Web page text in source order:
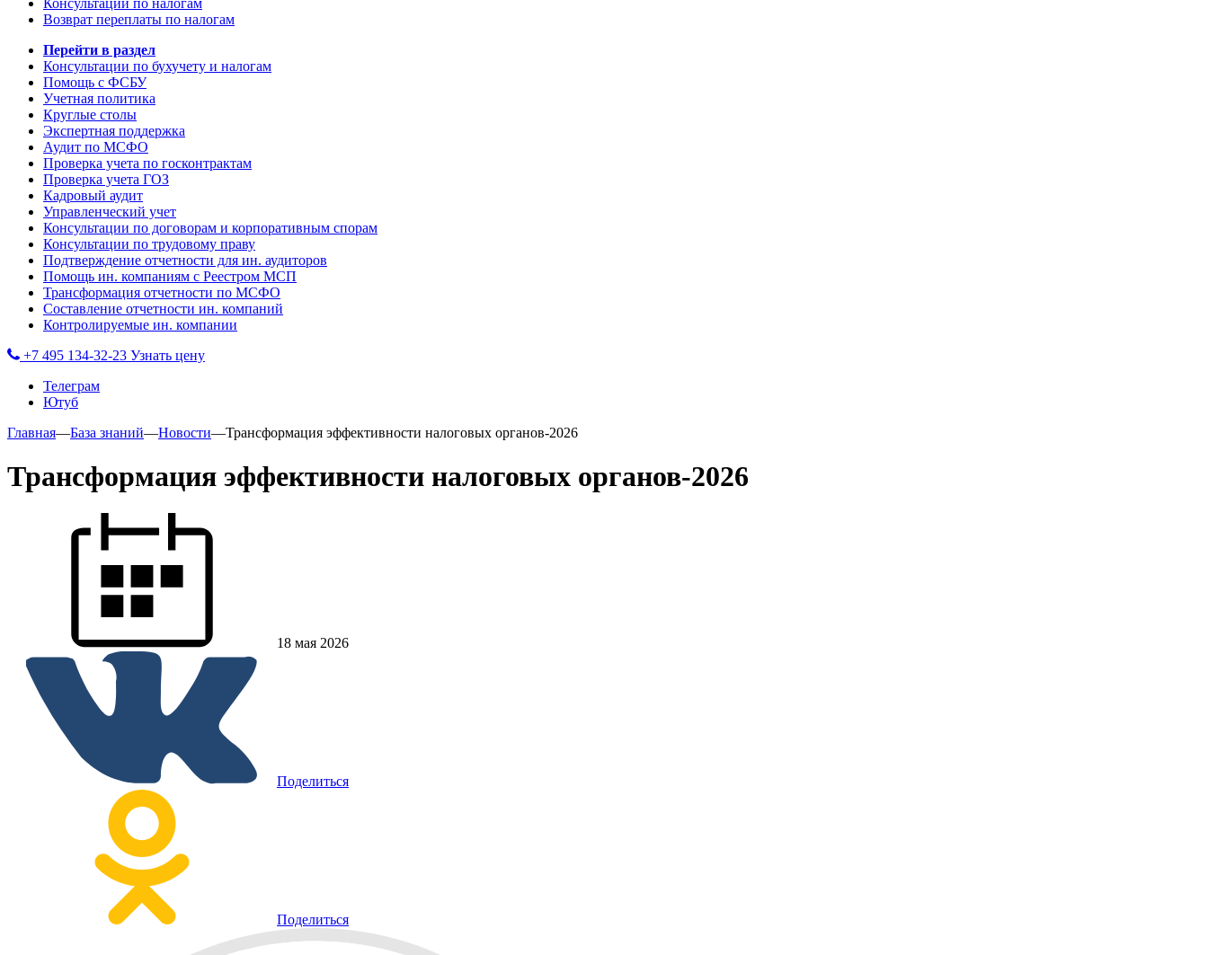
Консультации по налогам
Возврат переплаты по налогам
Перейти в раздел
Консультации по бухучету и налогам
Помощь с ФСБУ
Учетная политика
Круглые столы
Экспертная поддержка
Аудит по МСФО
Проверка учета по госконтрактам
Проверка учета ГОЗ
Кадровый аудит
Управленческий учет
Консультации по договорам и корпоративным спорам
Консультации по трудовому праву
Подтверждение отчетности для ин. аудиторов
Помощь ин. компаниям с Реестром МСП
Трансформация отчетности по МСФО
Составление отчетности ин. компаний
Контролируемые ин. компании
+7 495 134-32-23 Узнать цену
Телеграм
Ютуб
Главная—База знаний—Новости—Трансформация эффективности налоговых органов-2026
Трансформация эффективности налоговых органов-2026
18 мая 2026
Поделиться
Поделиться